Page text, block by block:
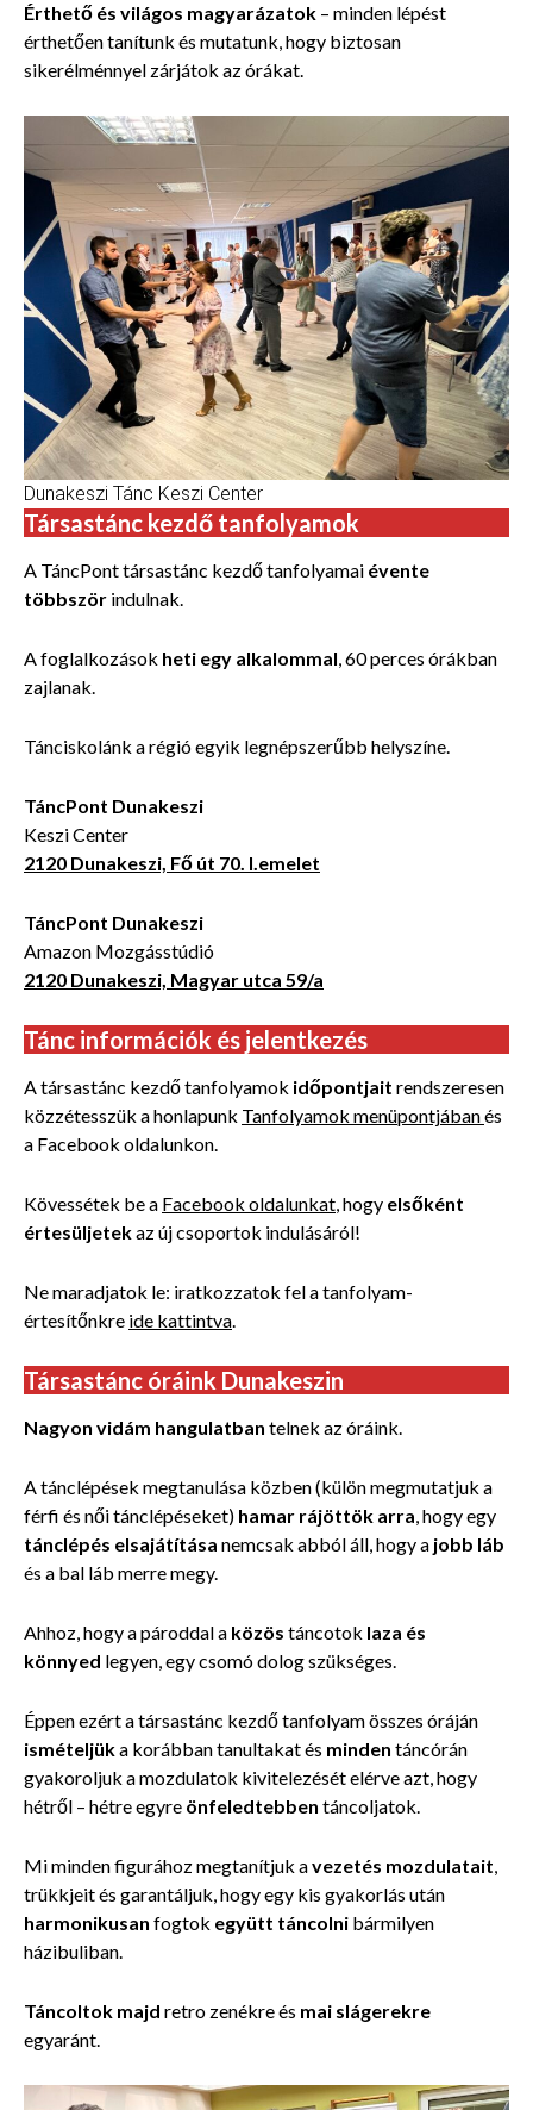
Érthető és világos magyarázatok – minden lépést
érthetően tanítunk és mutatunk, hogy biztosan
sikerélménnyel zárjátok az órákat.
Dunakeszi Tánc Keszi Center
Társastánc kezdő tanfolyamok
A TáncPont társastánc kezdő tanfolyamai évente
többször indulnak.
A foglalkozások heti egy alkalommal, 60 perces órákban
zajlanak.
Tánciskolánk a régió egyik legnépszerűbb helyszíne.
TáncPont Dunakeszi
Keszi Center
2120 Dunakeszi, Fő út 70. I.emelet
TáncPont Dunakeszi
Amazon Mozgásstúdió
2120 Dunakeszi, Magyar utca 59/a
Tánc információk és jelentkezés
A társastánc kezdő tanfolyamok időpontjait rendszeresen
közzétesszük a honlapunk Tanfolyamok menüpontjábanés
a Facebook oldalunkon.
Kövessétek be a Facebook oldalunkat, hogy elsőként
értesüljetekaz új csoportok indulásáról!
Ne maradjatok le: iratkozzatok fel a tanfolyam-
értesítőnkre ide kattintva.
Társastánc óráink Dunakeszin
Nagyon vidám hangulatban telnek az óráink.
A tánclépések megtanulása közben (külön megmutatjuk a
férfi és női tánclépéseket) hamar rájöttök arra, hogy egy
tánclépés elsajátítása nemcsak abból áll, hogy a jobb láb
és a bal láb merre megy.
Ahhoz, hogy a pároddal a közös táncotok laza és
könnyed legyen, egy csomó dolog szükséges.
Éppen ezért a társastánc kezdő tanfolyam összes óráján
ismételjüka korábban tanultakat és minden táncórán
gyakoroljuk a mozdulatok kivitelezését elérve azt, hogy
hétről – hétre egyre önfeledtebben táncoljatok.
Mi minden figurához megtanítjuk avezetés mozdulatait,
trükkjeit és garantáljuk, hogy egy kis gyakorlás után
harmonikusan fogtok együtt táncolni bármilyen
házibuliban.
Táncoltok majd retro zenékre és mai slágerekre
egyaránt.